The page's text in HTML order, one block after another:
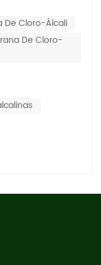
94 millones de
cual es bastante
De Cloro-Álcali
De Cloro-